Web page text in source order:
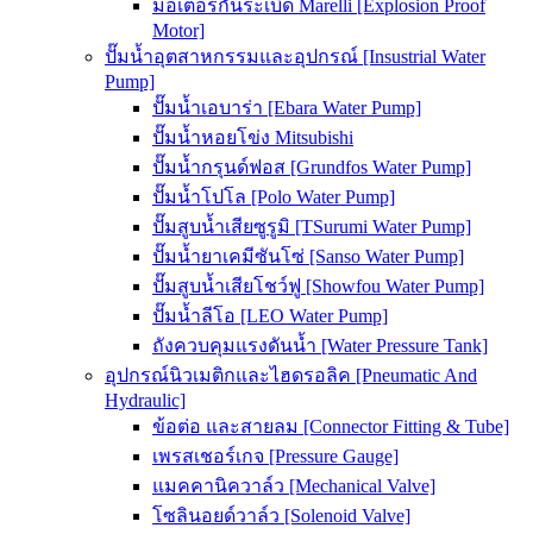
มอเตอร์กันระเบิด Marelli [Explosion Proof
Motor]
ปั๊มน้ำอุตสาหกรรมและอุปกรณ์ [Insustrial Water
Pump]
ปั๊มน้ำเอบาร่า [Ebara Water Pump]
ปั๊มน้ำหอยโข่ง Mitsubishi
ปั๊มน้ำกรุนด์ฟอส [Grundfos Water Pump]
ปั๊มน้ำโปโล [Polo Water Pump]
ปั๊มสูบน้ำเสียซูรูมิ [TSurumi Water Pump]
ปั๊มน้ำยาเคมีซันโซ่ [Sanso Water Pump]
ปั๊มสูบน้ำเสียโชว์ฟู [Showfou Water Pump]
ปั๊มน้ำลีโอ [LEO Water Pump]
ถังควบคุมแรงดันน้ำ [Water Pressure Tank]
อุปกรณ์นิวเมติกและไฮดรอลิค [Pneumatic And
Hydraulic]
ข้อต่อ และสายลม [Connector Fitting & Tube]
เพรสเชอร์เกจ [Pressure Gauge]
แมคคานิควาล์ว [Mechanical Valve]
โซลินอยด์วาล์ว [Solenoid Valve]